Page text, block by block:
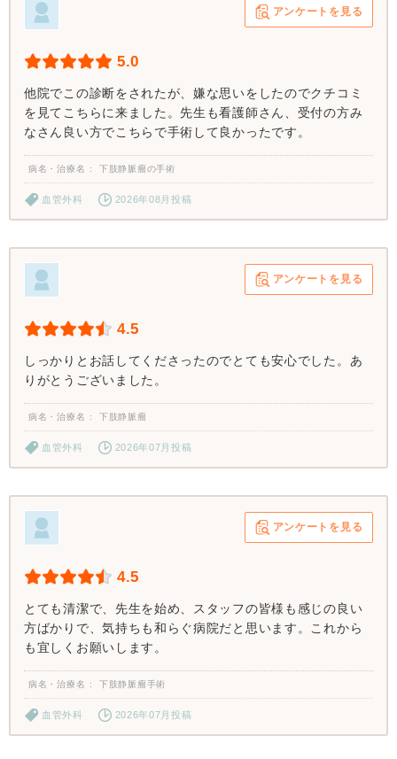
アンケートを見る
5.0
他院でこの診断をされたが、嫌な思いをしたのでクチコミ
を見てこちらに来ました。先生も看護師さん、受付の方み
なさん良い方でこちらで手術して良かったです。
病名・治療名 下肢静脈瘤の手術
血管外科 2026年08月投稿
アンケートを見る
4.5
しっかりとお話してくださったのでとても安心でした。あ
りがとうございました。
病名・治療名 下肢静脈瘤
血管外科 2026年07月投稿
アンケートを見る
4.5
とても清潔で、先生を始め、スタッフの皆様も感じの良い
方ばかりで、気持ちも和らぐ病院だと思います。これから
も宜しくお願いします。
病名・治療名 下肢静脈瘤手術
血管外科 2026年07月投稿